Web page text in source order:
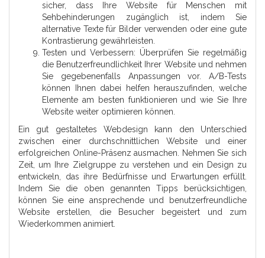
sicher, dass Ihre Website für Menschen mit
Sehbehinderungen zugänglich ist, indem Sie
alternative Texte für Bilder verwenden oder eine gute
Kontrastierung gewährleisten.
Testen und Verbessern: Überprüfen Sie regelmäßig
die Benutzerfreundlichkeit Ihrer Website und nehmen
Sie gegebenenfalls Anpassungen vor. A/B-Tests
können Ihnen dabei helfen herauszufinden, welche
Elemente am besten funktionieren und wie Sie Ihre
Website weiter optimieren können.
Ein gut gestaltetes Webdesign kann den Unterschied
zwischen einer durchschnittlichen Website und einer
erfolgreichen Online-Präsenz ausmachen. Nehmen Sie sich
Zeit, um Ihre Zielgruppe zu verstehen und ein Design zu
entwickeln, das ihre Bedürfnisse und Erwartungen erfüllt.
Indem Sie die oben genannten Tipps berücksichtigen,
können Sie eine ansprechende und benutzerfreundliche
Website erstellen, die Besucher begeistert und zum
Wiederkommen animiert.